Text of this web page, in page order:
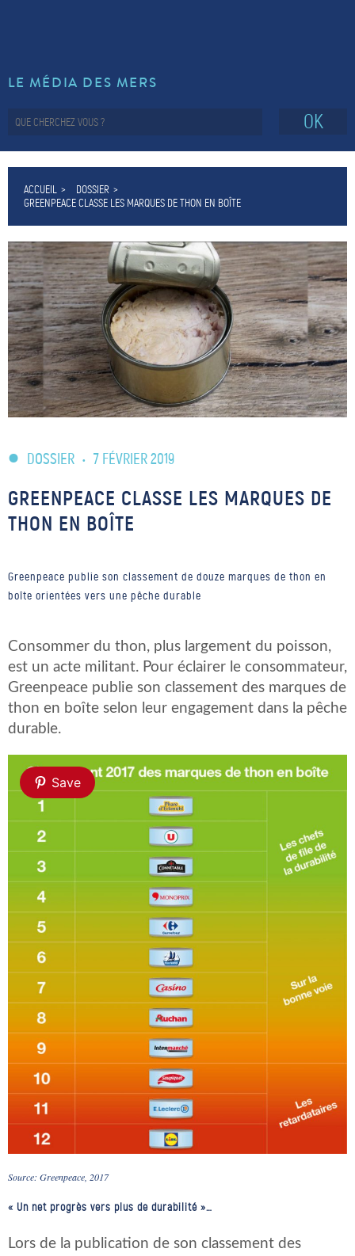
LE MÉDIA DES MERS
OK
ACCUEIL
DOSSIER
GREENPEACE CLASSE LES MARQUES DE THON EN BOÎTE
DOSSIER • 7 FÉVRIER 2019
GREENPEACE CLASSE LES MARQUES DE
THON EN BOÎTE
Greenpeace publie son classement de douze marques de thon en
boîte orientées vers une pêche durable
Consommer du thon, plus largement du poisson,
est un acte militant. Pour éclairer le consommateur,
Greenpeace publie son classement des marques de
thon en boîte selon leur engagement dans la pêche
durable.
Save
Source: Greenpeace, 2017
« Un net progrès vers plus de durabilité »…
Lors de la publication de son classement des